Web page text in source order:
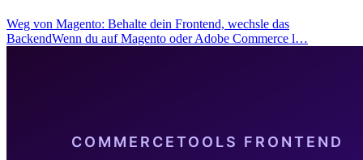
Weg von Magento: Behalte dein Frontend, wechsle das
BackendWenn du auf Magento oder Adobe Commerce l…